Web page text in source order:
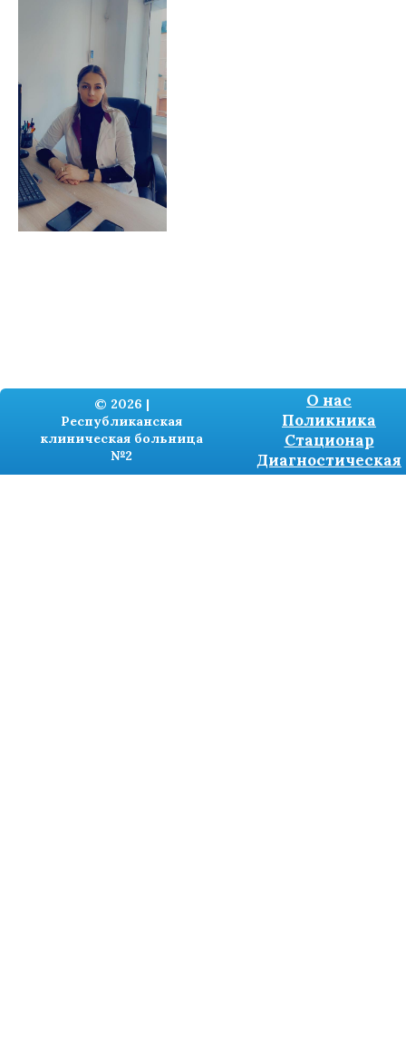
© 2026 |
Республиканская
клиническая больница
№2
О нас
Поликника
Стационар
Диагностическая